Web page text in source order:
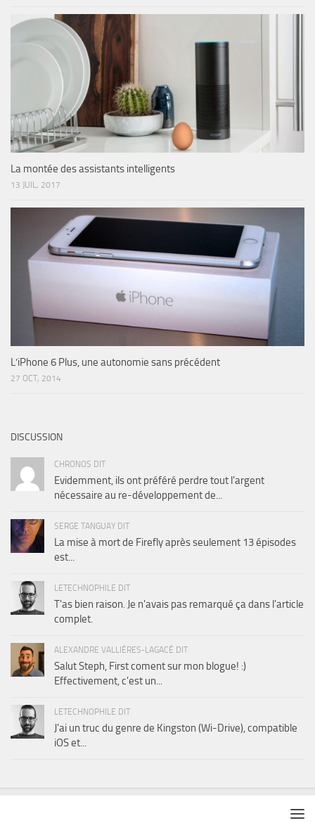
La montée des assistants intelligents
13 JUIL, 2017
L’iPhone 6 Plus, une autonomie sans précédent
27 OCT, 2014
DISCUSSION
CHRONOS DIT
Evidemment, ils ont préféré perdre tout l'argent
nécessaire au re-développement de...
SERGE TANGUAY DIT
La mise à mort de Firefly après seulement 13 épisodes
est...
LETECHNOPHILE DIT
T'as bien raison. Je n'avais pas remarqué ça dans l'article
complet.
ALEXANDRE VALLIÈRES-LAGACÉ DIT
Salut Steph, First coment sur mon blogue! :)
Effectivement, c'est un...
LETECHNOPHILE DIT
J'ai un truc du genre de Kingston (Wi-Drive), compatible
iOS et...